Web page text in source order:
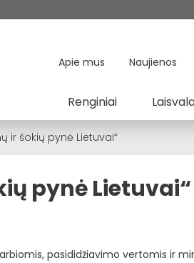
Apie mus Naujienos
Renginiai
ir šokių pynė Lietuvai“
pynė Lietuvai“
pasididžiavimo vertomis ir